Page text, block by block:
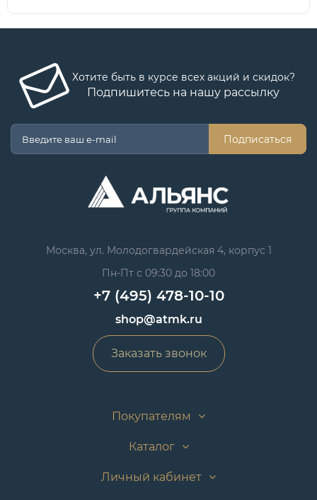
Хотите быть в курсе всех акций и скидок?
Подпишитесь на нашу рассылку
Подписаться
Москва, ул. Молодогвардейская 4, корпус 1
Пн-Пт с 09:30 до 18:00
+7 (495) 478-10-10
shop@atmk.ru
Заказать звонок
Покупателям
Каталог
Личный кабинет